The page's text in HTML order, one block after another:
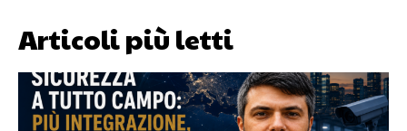
Articoli più letti